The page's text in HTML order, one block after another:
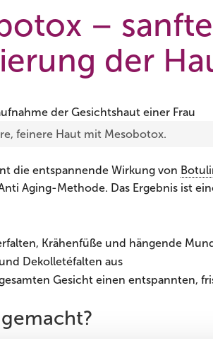
–
der
feinere Haut mit Mesobotox.
die entspannende Wirkung von
Aging-Methode. Das Ergebnis ist
Krähenfüße und hängende
Dekolletéfalten aus
Gesicht einen entspannten,